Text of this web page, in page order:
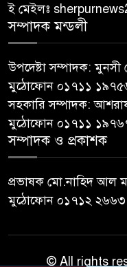
ই মেইলঃ
সম্পাদক মন্ডলী
উপদেষ্টা সম্পাদক:
মুঠোফোন ০১৭১১
সহকারি সম্পাদক:
মুঠোফোন ০১৭১১
সম্পাদক ও প্রকাশক
প্রভাষক মো.নাহিদ আল
মুঠোফোন ০১৭১২
© All rights